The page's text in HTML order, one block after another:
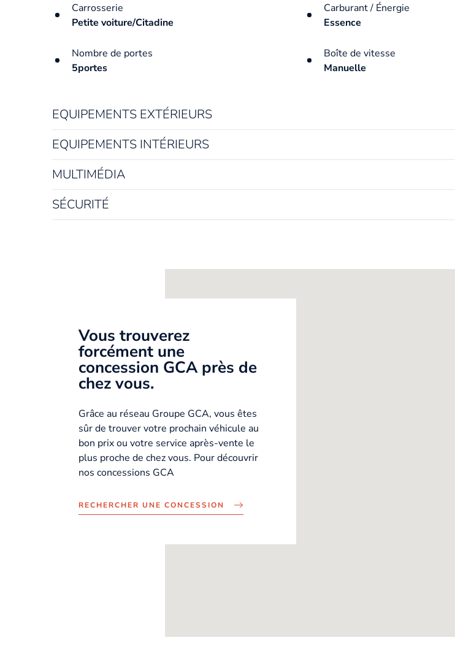
Carrosserie
Petite voiture/Citadine
Carburant / Énergie
Essence
Nombre de portes
5portes
Boîte de vitesse
Manuelle
EQUIPEMENTS EXTÉRIEURS
EQUIPEMENTS INTÉRIEURS
MULTIMÉDIA
SÉCURITÉ
Vous trouverez
forcément une
concession GCA près de
chez vous.
Grâce au réseau Groupe GCA, vous êtes
sûr de trouver votre prochain véhicule au
bon prix ou votre service après-vente le
plus proche de chez vous. Pour découvrir
nos concessions GCA
RECHERCHER UNE CONCESSION